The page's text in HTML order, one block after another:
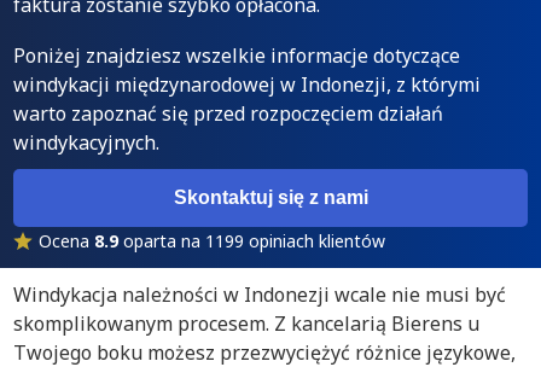
Poniżej znajdziesz wszelkie informacje dotyczące
windykacji międzynarodowej w Indonezji, z którymi
warto zapoznać się przed rozpoczęciem działań
windykacyjnych.
Skontaktuj się z nami
Ocena 8.9oparta na 1199 opiniach klientów
Windykacja należności w Indonezji wcale nie musi być
skomplikowanym procesem. Z kancelarią Bierens u
Twojego boku możesz przezwyciężyć różnice językowe,